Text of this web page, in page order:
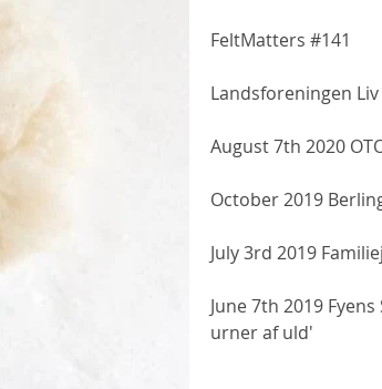
FeltMatters #141
Landsforeningen
August 7th 2020
October 2019
July 3rd 2019
June 7th 2019
urner af uld'